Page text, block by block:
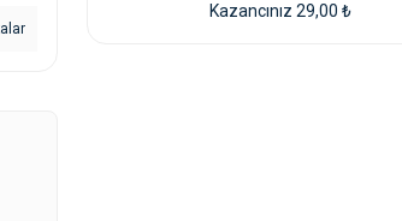
Kazancınız 29,00 ₺